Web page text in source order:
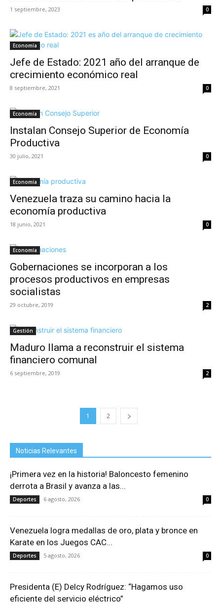
1 septiembre, 2023 0
Economía
Jefe de Estado: 2021 año del arranque de
crecimiento económico real
8 septiembre, 2021 0
Economía
Instalan Consejo Superior de Economía
Productiva
30 julio, 2021 0
Economía
Venezuela traza su camino hacia la
economía productiva
18 junio, 2021 0
Economía
Gobernaciones se incorporan a los
procesos productivos en empresas
socialistas
29 octubre, 2019 2
Gestión
Maduro llama a reconstruir el sistema
financiero comunal
6 septiembre, 2019 2
1 2
Noticias Relevantes
¡Primera vez en la historia! Baloncesto femenino
derrota a Brasil y avanza a las...
Deportes 6 agosto, 2026 0
Venezuela logra medallas de oro, plata y bronce en
Karate en los Juegos CAC...
Deportes 5 agosto, 2026 0
Presidenta (E) Delcy Rodríguez: “Hagamos uso
eficiente del servicio eléctrico”